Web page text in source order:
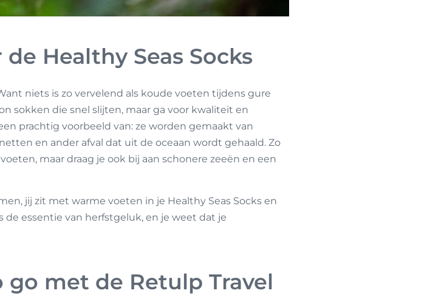
Healthy Seas Socks
niets is zo vervelend als koude voeten tijdens gure
sokken die snel slijten, maar ga voor kwaliteit en
prachtig voorbeeld van: ze worden gemaakt van
en ander afval dat uit de oceaan wordt gehaald. Zo
maar draag je ook bij aan schonere zeeën en een
jij zit met warme voeten in je Healthy Seas Socks en
essentie van herfstgeluk, en je weet dat je
met de Retulp Travel